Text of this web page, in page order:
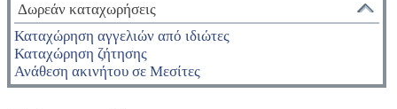
Δωρεάν καταχωρήσεις
Καταχώρηση αγγελιών από ιδιώτες
Καταχώρηση ζήτησης
Ανάθεση ακινήτου σε Μεσίτες